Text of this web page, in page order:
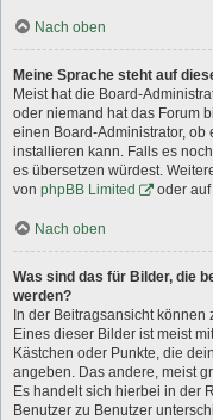
Nach oben
Meine Sprache steht auf
Meist hat die Board-
oder niemand hat das Forum
einen Board-Administrator, ob
installieren kann. Falls es
es übersetzen würdest.
von phpBB Limited oder auf
Nach oben
Was sind das für Bilder, die
werden?
In der Beitragsansicht
Eines dieser Bilder ist meist
Kästchen oder Punkte, die
angeben. Das andere, meist
Es handelt sich hierbei in der
Benutzer zu Benutzer